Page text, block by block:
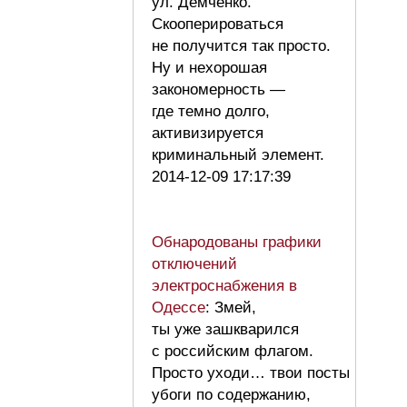
Скооперироваться
не получится так просто.
Ну и нехорошая
закономерность —
где темно долго,
активизируется
криминальный элемент.
2014-12-09 17:17:39
Обнародованы графики
отключений
электроснабжения в
Одессе: Змей,
ты уже зашкварился
с российским флагом.
Просто уходи… твои посты
убоги по содержанию,